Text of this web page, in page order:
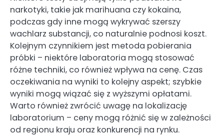
narkotyki, takie jak marihuana czy kokaina,
podczas gdy inne mogą wykrywać szerszy
wachlarz substancji, co naturalnie podnosi koszt.
Kolejnym czynnikiem jest metoda pobierania
próbki – niektóre laboratoria mogą stosować
różne techniki, co również wpływa na cenę. Czas
oczekiwania na wyniki to kolejny aspekt; szybkie
wyniki mogą wiązać się z wyższymi opłatami.
Warto również zwrócić uwagę na lokalizację
laboratorium – ceny mogą różnić się w zależności
od regionu kraju oraz konkurencji na rynku.